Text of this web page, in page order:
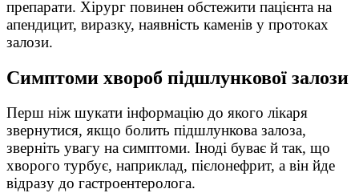
препарати. Хірург повинен обстежити пацієнта на
апендицит, виразку, наявність каменів у протоках
залози.
Симптоми хвороб підшлункової залози
Перш ніж шукати інформацію до якого лікаря
звернутися, якщо болить підшлункова залоза,
зверніть увагу на симптоми. Іноді буває й так, що
хворого турбує, наприклад, пієлонефрит, а він йде
відразу до гастроентеролога.